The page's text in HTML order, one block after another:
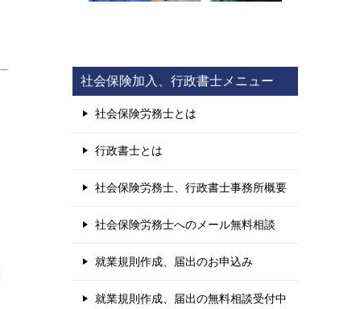
社会保険加入、行政書士メニュー
社会保険労務士とは
行政書士とは
社会保険労務士、行政書士事務所概要
社会保険労務士へのメール無料相談
就業規則作成、届出のお申込み
就業規則作成、届出の無料相談受付中